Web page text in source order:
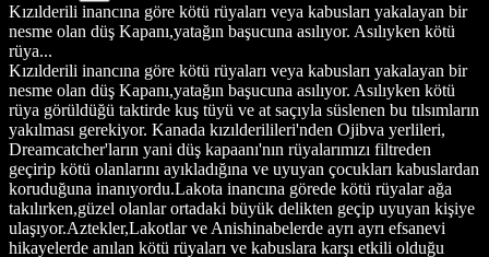
Kızılderili inancına göre kötü rüyaları veya kabusları yakalayan bir
nesme olan düş Kapanı,yatağın başucuna asılıyor. Asılıyken kötü
rüya...
Kızılderili inancına göre kötü rüyaları veya kabusları yakalayan bir
nesme olan düş Kapanı,yatağın başucuna asılıyor. Asılıyken kötü
rüya görüldüğü taktirde kuş tüyü ve at saçıyla süslenen bu tılsımların
yakılması gerekiyor. Kanada kızılderilileri'nden Ojibva yerlileri,
Dreamcatcher'ların yani düş kapaanı'nın rüyalarımızı filtreden
geçirip kötü olanlarını ayıkladığına ve uyuyan çocukları kabuslardan
koruduğuna inanıyordu.Lakota inancına görede kötü rüyalar ağa
takılırken,güzel olanlar ortadaki büyük delikten geçip uyuyan kişiye
ulaşıyor.Aztekler,Lakotlar ve Anishinabelerde ayrı ayrı efsanevi
hikayelerde anılan kötü rüyaları ve kabuslara karşı etkili olduğu